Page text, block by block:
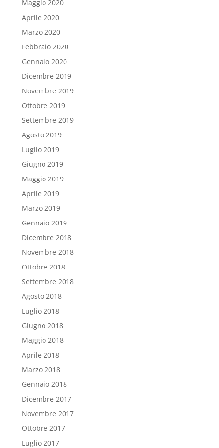
Maggio 2020
Aprile 2020
Marzo 2020
Febbraio 2020
Gennaio 2020
Dicembre 2019
Novembre 2019
Ottobre 2019
Settembre 2019
Agosto 2019
Luglio 2019
Giugno 2019
Maggio 2019
Aprile 2019
Marzo 2019
Gennaio 2019
Dicembre 2018
Novembre 2018
Ottobre 2018
Settembre 2018
Agosto 2018
Luglio 2018
Giugno 2018
Maggio 2018
Aprile 2018
Marzo 2018
Gennaio 2018
Dicembre 2017
Novembre 2017
Ottobre 2017
Luglio 2017